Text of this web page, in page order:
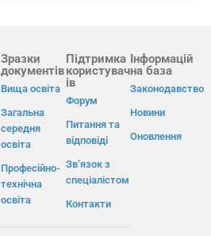
Зразки
документів
Вища освіта
Загальна
середня
освіта
Професійно-
технічна
освіта
Підтримка
користувач
ів
Форум
Питання та
відповіді
Зв’язок з
спеціалістом
Контакти
Інформацій
на база
Законодавство
Новини
Оновлення